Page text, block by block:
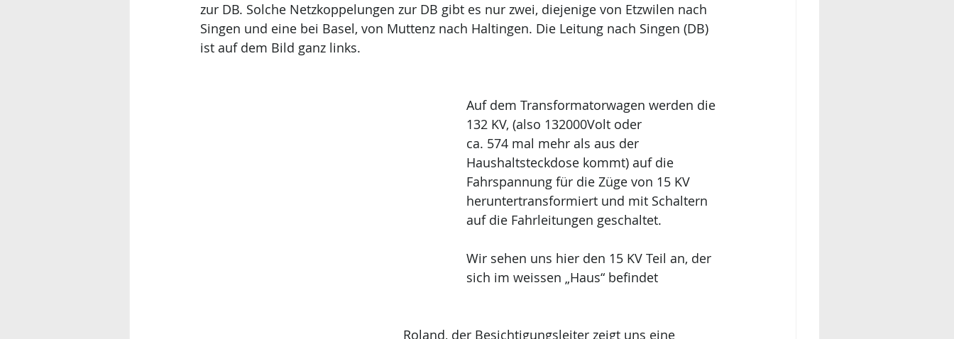
zur DB. Solche Netzkoppelungen zur DB gibt es nur zwei, diejenige von Etzwilen nach
Singen und eine bei Basel, von Muttenz nach Haltingen. Die Leitung nach Singen (DB)
ist auf dem Bild ganz links.
Auf dem Transformatorwagen werden die
132 KV, (also 132000Volt oder
ca. 574 mal mehr als aus der
Haushaltsteckdose kommt) auf die
Fahrspannung für die Züge von 15 KV
heruntertransformiert und mit Schaltern
auf die Fahrleitungen geschaltet.
Wir sehen uns hier den 15 KV Teil an, der
sich im weissen „Haus“ befindet
Roland, der Besichtigungsleiter zeigt uns eine